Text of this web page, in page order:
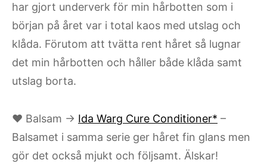
har gjort underverk för min hårbotten som i
början på året var i total kaos med utslag och
klåda. Förutom att tvätta rent håret så lugnar
det min hårbotten och håller både klåda samt
utslag borta.
♥ Balsam → Ida Warg Cure Conditioner* –
Balsamet i samma serie ger håret fin glans men
gör det också mjukt och följsamt. Älskar!